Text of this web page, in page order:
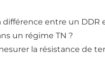
différence entre un DDR
un régime TN ?
la résistance de